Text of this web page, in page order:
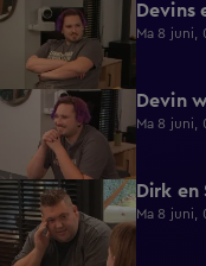
0:30 Devins
Ma 8 juni,
0:25 Devin
Ma 8 juni,
0:26 Dirk
Ma 8 juni,